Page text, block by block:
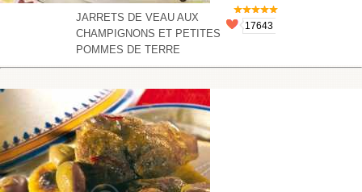
JARRETS DE VEAU AUX
CHAMPIGNONS ET PETITES
POMMES DE TERRE
17643